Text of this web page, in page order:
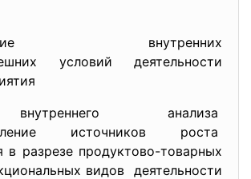
внутренних
условий деятельности
анализа
источников роста
в разрезе продуктово-товарных
видов деятельности